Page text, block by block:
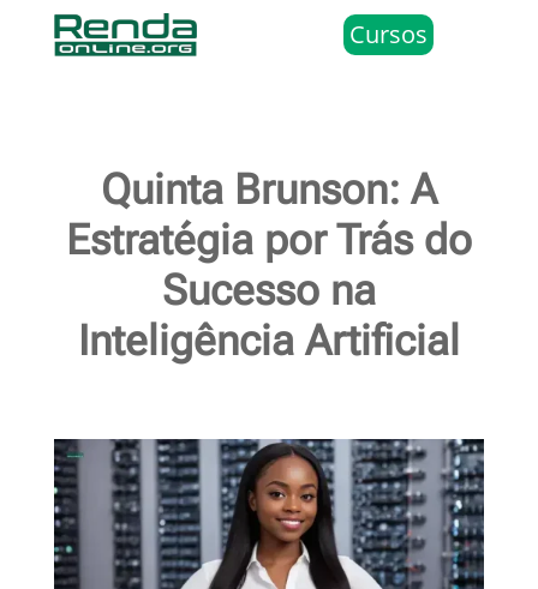
Cursos
Quinta Brunson: A
Estratégia por Trás do
Sucesso na
Inteligência Artificial